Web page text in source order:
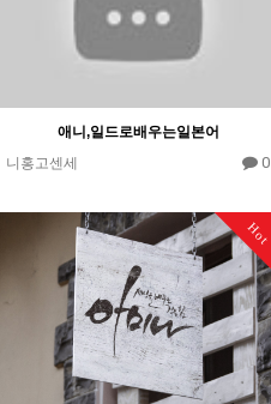
애니,일드로배우는일본어
니홍고센세
0
Hot